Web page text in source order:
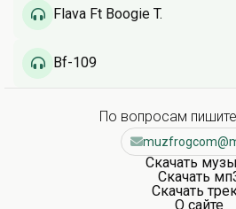
Flava Ft Boogie T.
Bf-109
По вопросам
Скачать
Скачать
Скачать
О сайте